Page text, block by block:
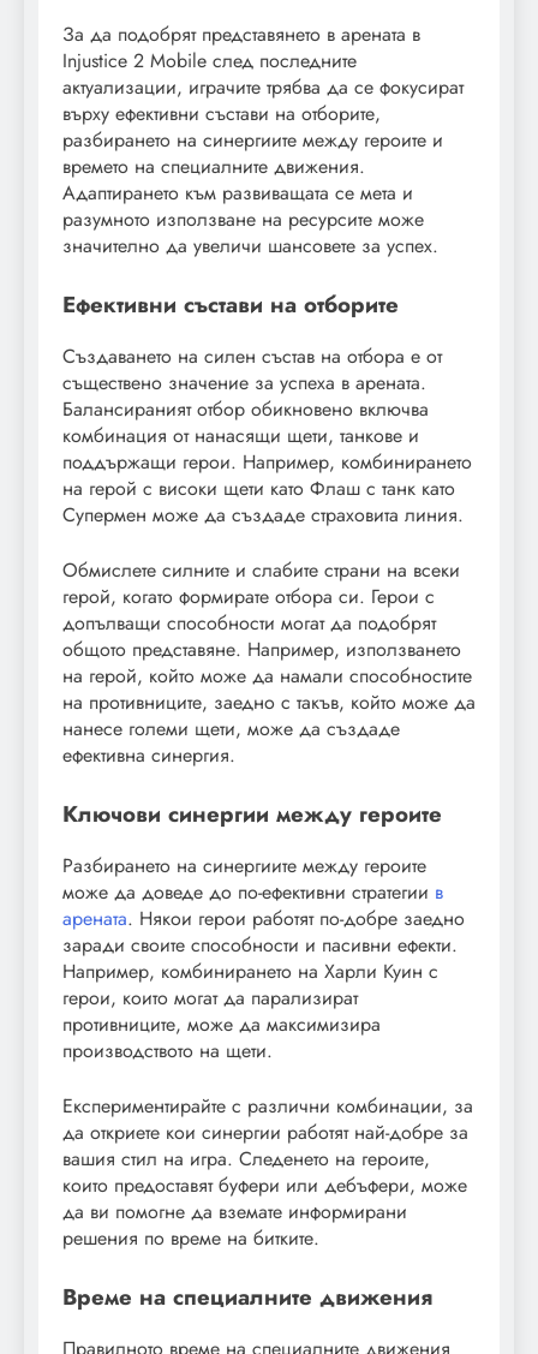
За да подобрят представянето в арената в
Injustice 2 Mobile след последните
актуализации, играчите трябва да се фокусират
върху ефективни състави на отборите,
разбирането на синергиите между героите и
времето на специалните движения.
Адаптирането към развиващата се мета и
разумното използване на ресурсите може
значително да увеличи шансовете за успех.
Ефективни състави на отборите
Създаването на силен състав на отбора е от
съществено значение за успеха в арената.
Балансираният отбор обикновено включва
комбинация от нанасящи щети, танкове и
поддържащи герои. Например, комбинирането
на герой с високи щети като Флаш с танк като
Супермен може да създаде страховита линия.
Обмислете силните и слабите страни на всеки
герой, когато формирате отбора си. Герои с
допълващи способности могат да подобрят
общото представяне. Например, използването
на герой, който може да намали способностите
на противниците, заедно с такъв, който може да
нанесе големи щети, може да създаде
ефективна синергия.
Ключови синергии между героите
Разбирането на синергиите между героите
може да доведе до по-ефективни стратегии в
арената. Някои герои работят по-добре заедно
заради своите способности и пасивни ефекти.
Например, комбинирането на Харли Куин с
герои, които могат да парализират
противниците, може да максимизира
производството на щети.
Експериментирайте с различни комбинации, за
да откриете кои синергии работят най-добре за
вашия стил на игра. Следенето на героите,
които предоставят буфери или дебъфери, може
да ви помогне да вземате информирани
решения по време на битките.
Време на специалните движения
Правилното време на специалните движения